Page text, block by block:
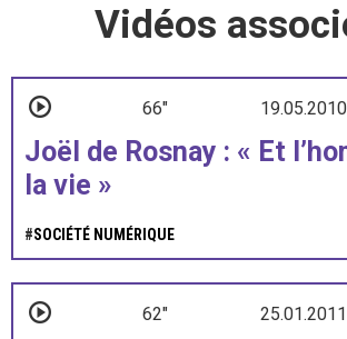
Vidéos
66" 19.05.2010
Joël de Rosnay : « Et
la vie »
#SOCIÉTÉ NUMÉRIQUE
62" 25.01.2011